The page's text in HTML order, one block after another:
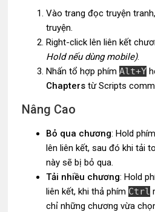
Vào trang đọc truyện
truyện.
Right-click lên liên kết
Hold nếu dùng mobile).
Nhấn tổ hợp phím Alt+Y
Chapterstừ Scripts
Nâng Cao
Bỏ qua chương: Hold phím
lên liên kết, sau đó khi tải
này sẽ bị bỏ qua.
Tải nhiều chương: Hold
liên kết, khi thả phím Ctrl
chỉ những chương vừa